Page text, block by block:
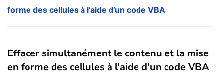
forme des cellules à l’aide d’un code VBA
Effacer simultanément le contenu et la mise
en forme des cellules à l’aide d’un code VBA